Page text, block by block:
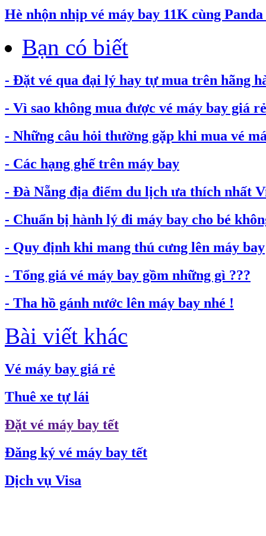
Hè nhộn nhịp vé máy bay 11K cùng
Bạn có biết
- Đặt vé qua đại lý hay tự mua trên hãng
- Vì sao không mua được vé máy bay giá
- Những câu hỏi thường gặp khi mua vé
- Các hạng ghế trên máy bay
- Đà Nẵng địa điểm du lịch ưa thích nhất
- Chuẩn bị hành lý đi máy bay cho bé
- Quy định khi mang thú cưng lên máy bay
- Tổng giá vé máy bay gồm những gì ???
- Tha hồ gánh nước lên máy bay nhé !
Bài viết khác
Vé máy bay giá rẻ
Thuê xe tự lái
Đặt vé máy bay tết
Đăng ký vé máy bay tết
Dịch vụ Visa